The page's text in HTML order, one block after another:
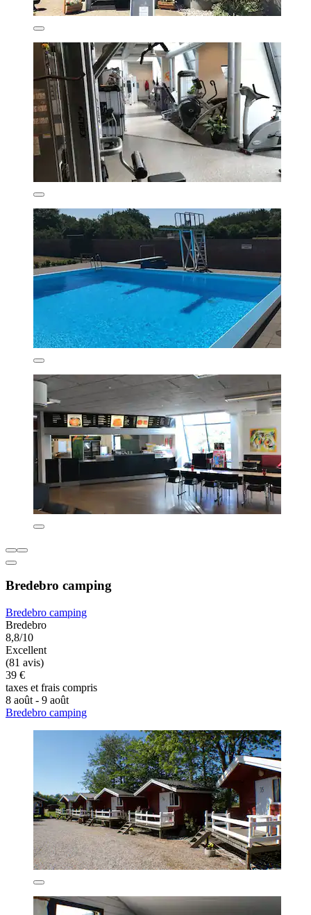
Bredebro camping
Bredebro camping
Bredebro
8,8/10
Excellent
(81 avis)
39 €
taxes et frais compris
8 août - 9 août
Bredebro camping